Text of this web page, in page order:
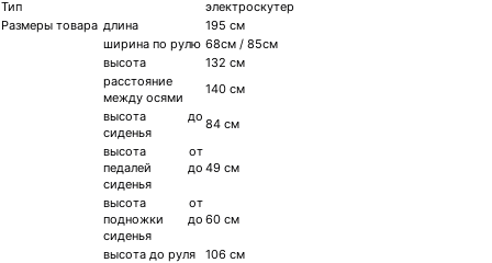
Тип
электроскутер
Размеры товара длина
195 см
ширина по рулю 68см / 85см
высота
132 см
расстояние
между осями
140 см
высота до
сиденья
84 см
высота от
педалей до
сиденья
49 см
высота от
подножки до
сиденья
60 см
высота до руля
106 см